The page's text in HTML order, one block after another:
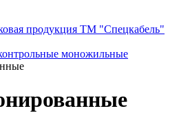
продукция ТМ "Спецкабель"
моножильные